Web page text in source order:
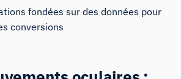
fondées sur des données pour
conversions